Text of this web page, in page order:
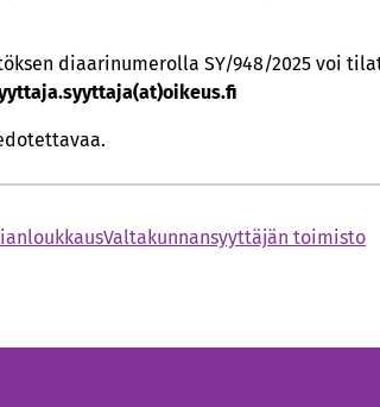
diaarinumerolla SY/948/2025 voi
Valtakunnansyyttäjän toimisto